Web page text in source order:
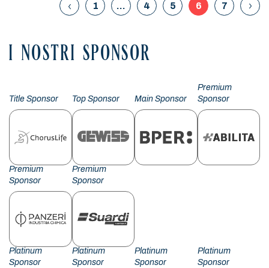
1 … 4 5 6 7
I NOSTRI SPONSOR
Title Sponsor Top Sponsor Main Sponsor
Premium
Sponsor
Premium
Sponsor
Premium
Sponsor
Platinum
Sponsor
Platinum
Sponsor
Platinum
Sponsor
Platinum
Sponsor